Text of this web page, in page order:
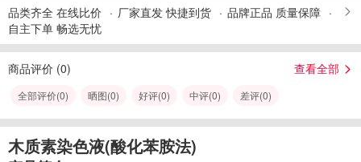
品类齐全 在线比价 厂家直发 快捷到货
品牌正品 质量保障
自主下单 畅选无忧
商品评价 (0) 查看全部
全部评价(0) 晒图(0) 好评(0) 中评(0) 差评(0)
木质素染色液(酸化苯胺法)